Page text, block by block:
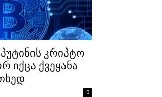
კრიპტო
იქცა ქვეყანა
0